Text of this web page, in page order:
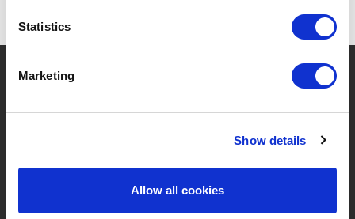
Statistics
Marketing
Show details
Allow all cookies
? Hebt u hulp nodig?
Over Ons